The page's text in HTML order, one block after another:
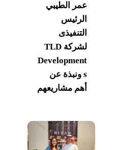
عمر الطيبي
الرئيس
التنفيذى
لشركة TLD
Development
s ونبذة عن
أهم مشاريعهم